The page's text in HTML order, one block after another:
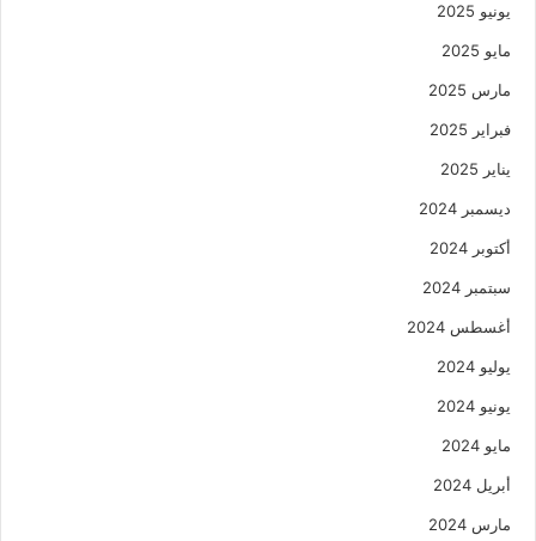
يونيو 2025
مايو 2025
مارس 2025
فبراير 2025
يناير 2025
ديسمبر 2024
أكتوبر 2024
سبتمبر 2024
أغسطس 2024
يوليو 2024
يونيو 2024
مايو 2024
أبريل 2024
مارس 2024